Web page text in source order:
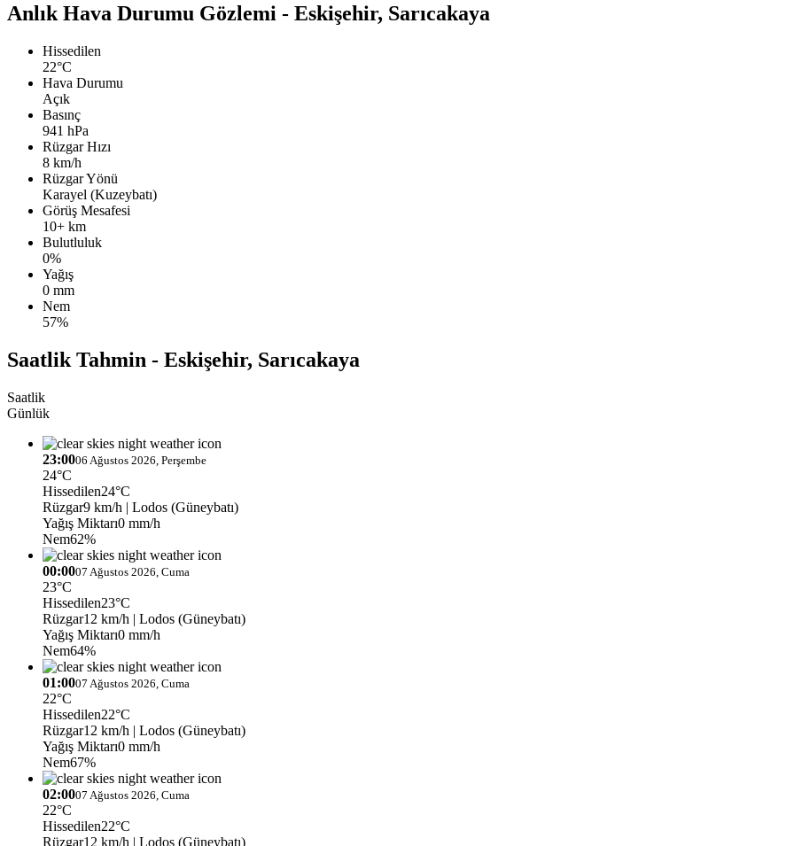
Anlık Hava Durumu Gözlemi - Eskişehir, Sarıcakaya
Hissedilen
22°C
Hava Durumu
Açık
Basınç
941 hPa
Rüzgar Hızı
8 km/h
Rüzgar Yönü
Karayel (Kuzeybatı)
Görüş Mesafesi
10+ km
Bulutluluk
0%
Yağış
0 mm
Nem
57%
Saatlik Tahmin - Eskişehir, Sarıcakaya
Saatlik
Günlük
23:0006 Ağustos 2026, Perşembe
24°C
Hissedilen24°C
Rüzgar9 km/h | Lodos (Güneybatı)
Yağış Miktarı0 mm/h
Nem62%
00:0007 Ağustos 2026, Cuma
23°C
Hissedilen23°C
Rüzgar12 km/h | Lodos (Güneybatı)
Yağış Miktarı0 mm/h
Nem64%
01:0007 Ağustos 2026, Cuma
22°C
Hissedilen22°C
Rüzgar12 km/h | Lodos (Güneybatı)
Yağış Miktarı0 mm/h
Nem67%
02:0007 Ağustos 2026, Cuma
22°C
Hissedilen22°C
Rüzgar12 km/h | Lodos (Güneybatı)